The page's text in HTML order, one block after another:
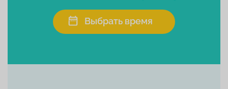
Выбрать время